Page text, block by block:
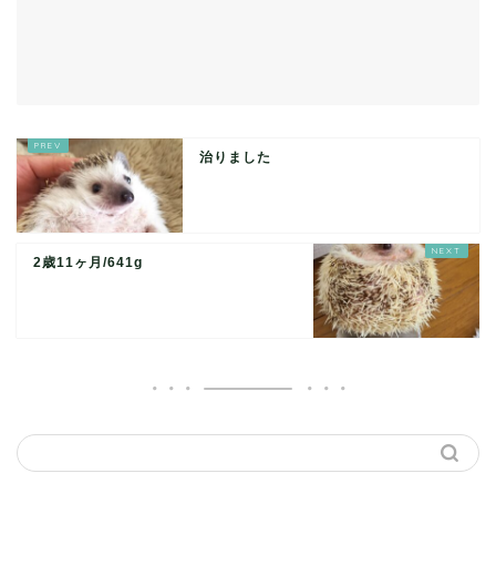
治りました
2歳11ヶ月/641g